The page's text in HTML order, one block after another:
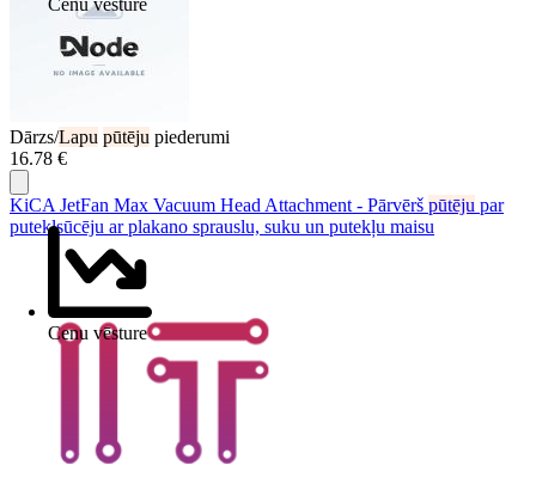
Cenu vēsture
Dārzs/Lapu pūtēju piederumi
16.78 €
Cenu vēsture
KiCA JetFan Max Vacuum Head Attachment - Pārvērš pūtēju par
putekļsūcēju ar plakano sprauslu, suku un putekļu maisu